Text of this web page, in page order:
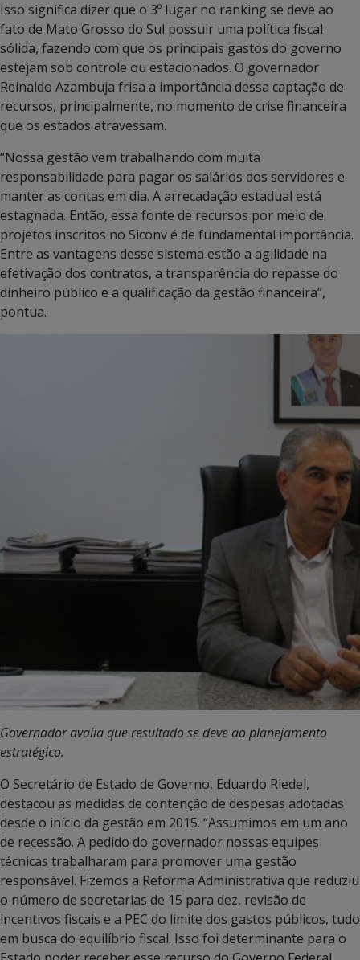
Isso significa dizer que o 3º lugar no ranking se deve ao
fato de Mato Grosso do Sul possuir uma política fiscal
sólida, fazendo com que os principais gastos do governo
estejam sob controle ou estacionados. O governador
Reinaldo Azambuja frisa a importância dessa captação de
recursos, principalmente, no momento de crise financeira
que os estados atravessam.
“Nossa gestão vem trabalhando com muita
responsabilidade para pagar os salários dos servidores e
manter as contas em dia. A arrecadação estadual está
estagnada. Então, essa fonte de recursos por meio de
projetos inscritos no Siconv é de fundamental importância.
Entre as vantagens desse sistema estão a agilidade na
efetivação dos contratos, a transparência do repasse do
dinheiro público e a qualificação da gestão financeira”,
pontua.
Governador avalia que resultado se deve ao planejamento
estratégico.
O Secretário de Estado de Governo, Eduardo Riedel,
destacou as medidas de contenção de despesas adotadas
desde o início da gestão em 2015. “Assumimos em um ano
de recessão. A pedido do governador nossas equipes
técnicas trabalharam para promover uma gestão
responsável. Fizemos a Reforma Administrativa que reduziu
o número de secretarias de 15 para dez, revisão de
incentivos fiscais e a PEC do limite dos gastos públicos, tudo
em busca do equilíbrio fiscal. Isso foi determinante para o